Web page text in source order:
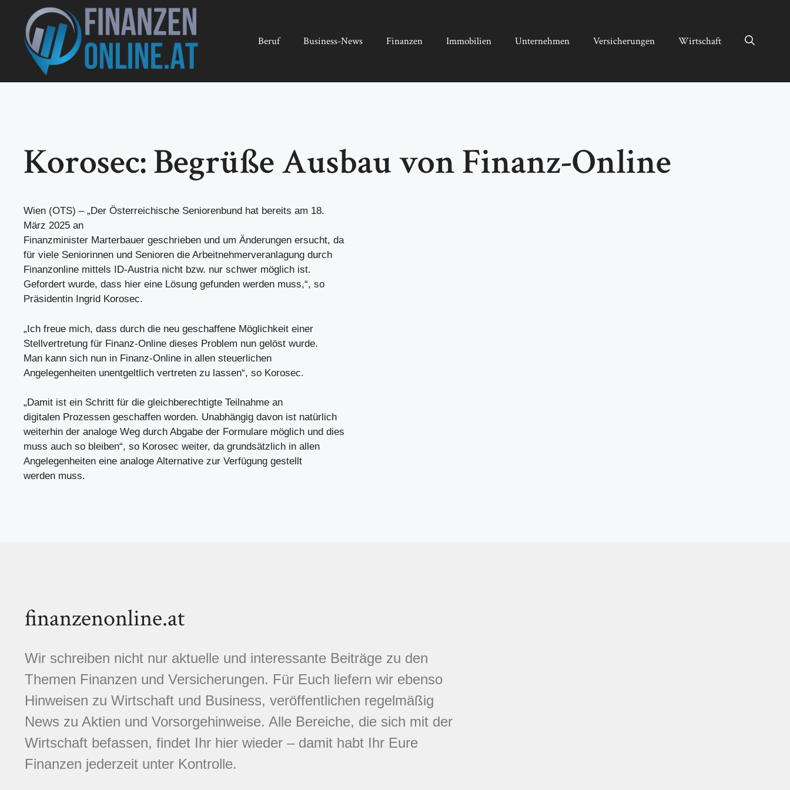
springen
Beruf Business-News Finanzen Immobilien Unternehmen Versicherungen Wirtschaft
Korosec: Begrüße Ausbau von Finanz-Online
Wien (OTS) – „Der Österreichische Seniorenbund hat bereits am 18.
März 2025 an
Finanzminister Marterbauer geschrieben und um Änderungen ersucht, da
für viele Seniorinnen und Senioren die Arbeitnehmerveranlagung durch
Finanzonline mittels ID-Austria nicht bzw. nur schwer möglich ist.
Gefordert wurde, dass hier eine Lösung gefunden werden muss,“, so
Präsidentin Ingrid Korosec.
„Ich freue mich, dass durch die neu geschaffene Möglichkeit einer
Stellvertretung für Finanz-Online dieses Problem nun gelöst wurde.
Man kann sich nun in Finanz-Online in allen steuerlichen
Angelegenheiten unentgeltlich vertreten zu lassen“, so Korosec.
„Damit ist ein Schritt für die gleichberechtigte Teilnahme an
digitalen Prozessen geschaffen worden. Unabhängig davon ist natürlich
weiterhin der analoge Weg durch Abgabe der Formulare möglich und dies
muss auch so bleiben“, so Korosec weiter, da grundsätzlich in allen
Angelegenheiten eine analoge Alternative zur Verfügung gestellt
werden muss.
finanzenonline.at
Wir schreiben nicht nur aktuelle und interessante Beiträge zu den
Themen Finanzen und Versicherungen. Für Euch liefern wir ebenso
Hinweisen zu Wirtschaft und Business, veröffentlichen regelmäßig
News zu Aktien und Vorsorgehinweise. Alle Bereiche, die sich mit der
Wirtschaft befassen, findet Ihr hier wieder – damit habt Ihr Eure
Finanzen jederzeit unter Kontrolle.